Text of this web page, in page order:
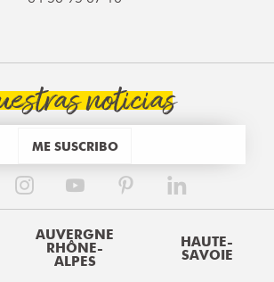
noticias
ME SUSCRIBO
AUVERGNE
RHÔNE-
ALPES
HAUTE-
SAVOIE